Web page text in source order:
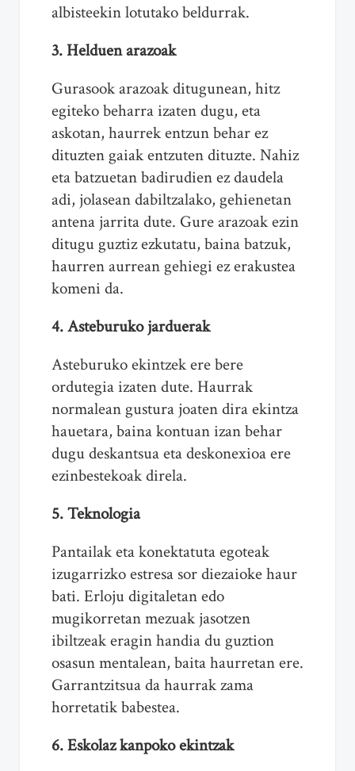
albisteekin lotutako beldurrak.
3. Helduen arazoak
Gurasook arazoak ditugunean, hitz
egiteko beharra izaten dugu, eta
askotan, haurrek entzun behar ez
dituzten gaiak entzuten dituzte. Nahiz
eta batzuetan badirudien ez daudela
adi, jolasean dabiltzalako, gehienetan
antena jarrita dute. Gure arazoak ezin
ditugu guztiz ezkutatu, baina batzuk,
haurren aurrean gehiegi ez erakustea
komeni da.
4. Asteburuko jarduerak
Asteburuko ekintzek ere bere
ordutegia izaten dute. Haurrak
normalean gustura joaten dira ekintza
hauetara, baina kontuan izan behar
dugu deskantsua eta deskonexioa ere
ezinbestekoak direla.
5. Teknologia
Pantailak eta konektatuta egoteak
izugarrizko estresa sor diezaioke haur
bati. Erloju digitaletan edo
mugikorretan mezuak jasotzen
ibiltzeak eragin handia du guztion
osasun mentalean, baita haurretan ere.
Garrantzitsua da haurrak zama
horretatik babestea.
6. Eskolaz kanpoko ekintzak